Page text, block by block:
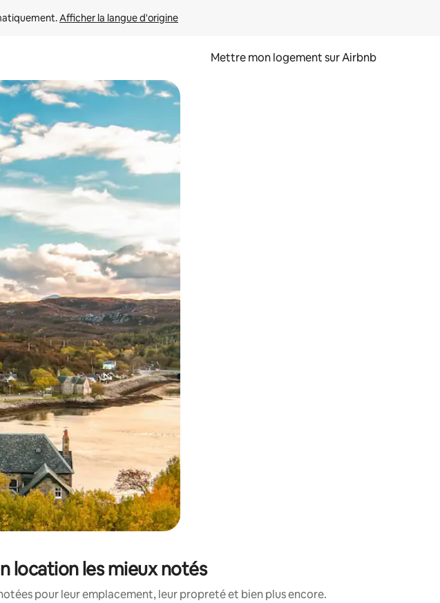
Afficher la langue d'origine
Mettre mon logement sur Airbnb
ou en appuyant et en faisant glisser.
location les mieux notés
pour leur emplacement, leur propreté et bien plus encore.